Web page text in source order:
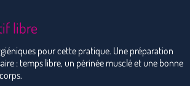
libre
pour cette pratique. Une préparation
: temps libre, un périnée musclé et une bonne